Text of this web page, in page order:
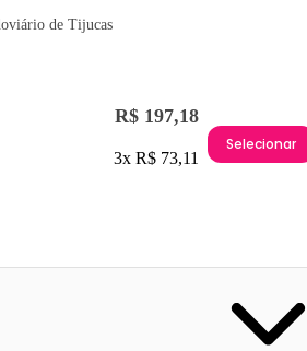
de Tijucas
R$ 197,18
3x R$ 73,11
Selecionar